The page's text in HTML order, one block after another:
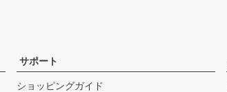
サポート
ショッピングガイド